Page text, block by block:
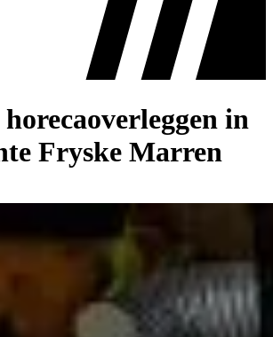
in
Fryske Marren